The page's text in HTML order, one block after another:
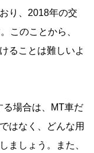
り、2018年の交
このことから、
ることは難しいよ
る場合は、MT車だ
はなく、どんな用
ましょう。また、